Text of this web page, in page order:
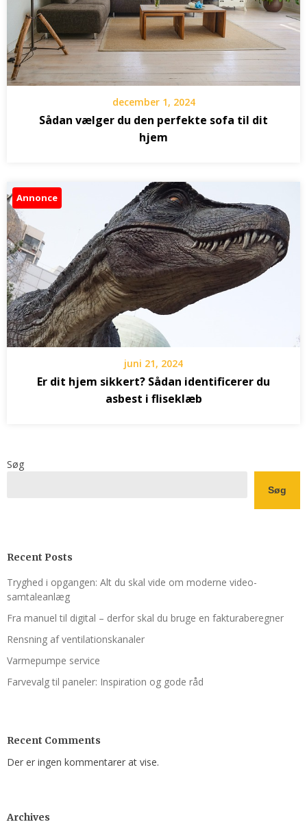
december 1, 2024
Sådan vælger du den perfekte sofa til dit
hjem
Annonce
juni 21, 2024
Er dit hjem sikkert? Sådan identificerer du
asbest i fliseklæb
Søg
Søg
Recent Posts
Tryghed i opgangen: Alt du skal vide om moderne video-
samtaleanlæg
Fra manuel til digital – derfor skal du bruge en fakturaberegner
Rensning af ventilations­kanaler
Varmepumpe service
Farvevalg til paneler: Inspiration og gode råd
Recent Comments
Der er ingen kommentarer at vise.
Archives